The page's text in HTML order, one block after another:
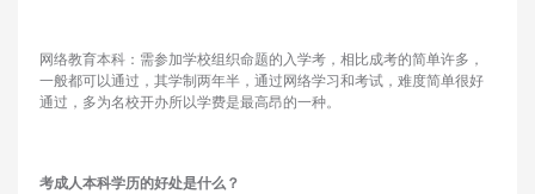
网络教育本科：需参加学校组织命题的入学考，相比成考的简单许多，
一般都可以通过，其学制两年半，通过网络学习和考试，难度简单很好
通过，多为名校开办所以学费是最高昂的一种。
考成人本科学历的好处是什么 ？